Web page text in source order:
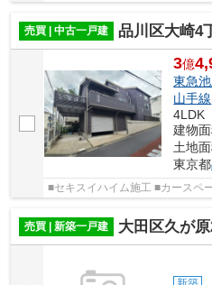
売買 | 中古一戸建 品川区大崎4
3億
東急
山手線
4LDK
建物
土地
東京都
■セキスイハイム施工 ■カースペ
売買 | 新築一戸建 大田区久が